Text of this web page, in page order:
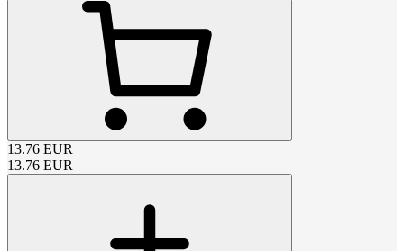
13.76 EUR
13.76 EUR